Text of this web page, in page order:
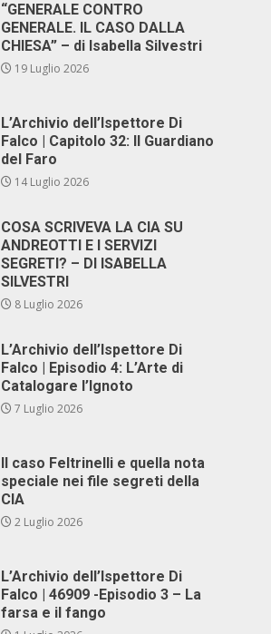
“GENERALE CONTRO
GENERALE. IL CASO DALLA
CHIESA” – di Isabella Silvestri
19 Luglio 2026
L’Archivio dell’Ispettore Di
Falco | Capitolo 32: Il Guardiano
del Faro
14 Luglio 2026
COSA SCRIVEVA LA CIA SU
ANDREOTTI E I SERVIZI
SEGRETI? – DI ISABELLA
SILVESTRI
8 Luglio 2026
L’Archivio dell’Ispettore Di
Falco | Episodio 4: L’Arte di
Catalogare l’Ignoto
7 Luglio 2026
Il caso Feltrinelli e quella nota
speciale nei file segreti della
CIA
2 Luglio 2026
L’Archivio dell’Ispettore Di
Falco | 46909 -Episodio 3 – La
farsa e il fango